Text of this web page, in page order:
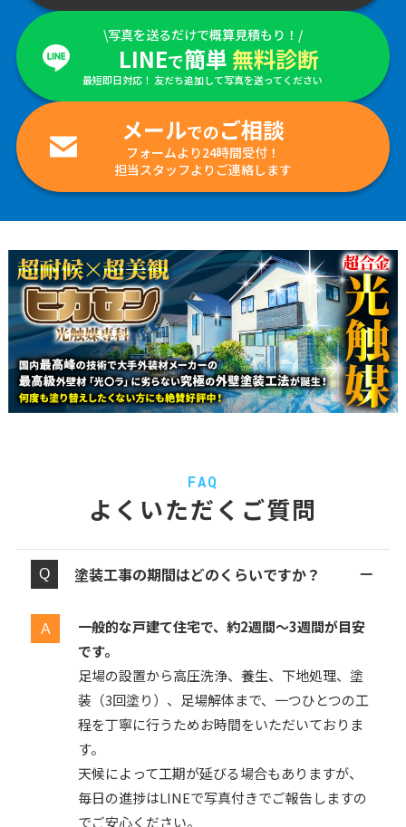
\写真を送るだけで概算見積もり！/
LINEで簡単 無料診断
最短即日対応！ 友だち追加して写真を送ってください
メールでのご相談
フォームより24時間受付！
担当スタッフよりご連絡します
FAQ
よくいただくご質問
塗装工事の期間はどのくらいですか？
一般的な戸建て住宅で、約2週間〜3週間が目安
です。
足場の設置から高圧洗浄、養生、下地処理、塗
装（3回塗り）、足場解体まで、一つひとつの工
程を丁寧に行うためお時間をいただいておりま
す。
天候によって工期が延びる場合もありますが、
毎日の進捗はLINEで写真付きでご報告しますの
でご安心ください。